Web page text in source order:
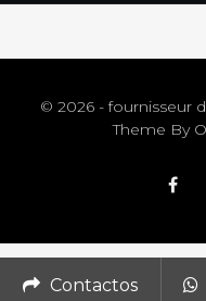
© 2026 - fournisseur
Theme By
Contactos